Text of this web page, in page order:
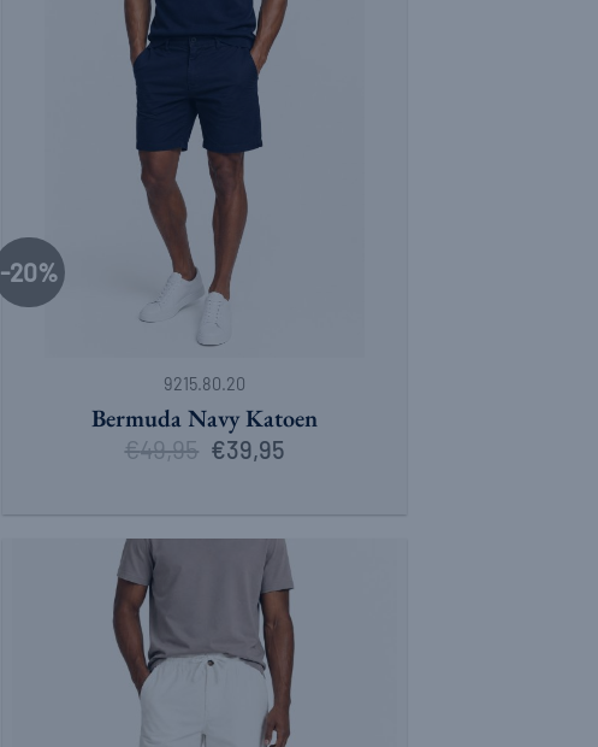
-20%
9215.80.20
Bermuda Navy Katoen
€49,95
Oorspronkelijke
prijs
€39,95prijs